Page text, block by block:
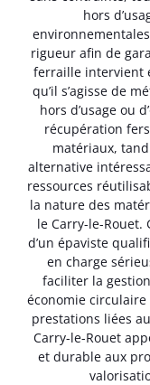
hors
rigueur afin de
ferraille intervient
qu’il s’agisse de
hors d’usage ou
récupération
matériaux,
alternative
ressources
la nature des
le Carry-le-Rouet.
d’un épaviste
en charge
faciliter la
économie circulaire
prestations liées
Carry-le-Rouet
et durable aux